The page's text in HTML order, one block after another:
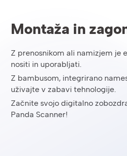
Montaža in
Z prenosnikom ali namizjem je
nositi in uporabljati.
Z bambusom, integrirano
uživajte v zabavi tehnologije.
Začnite svojo digitalno
Panda Scanner!